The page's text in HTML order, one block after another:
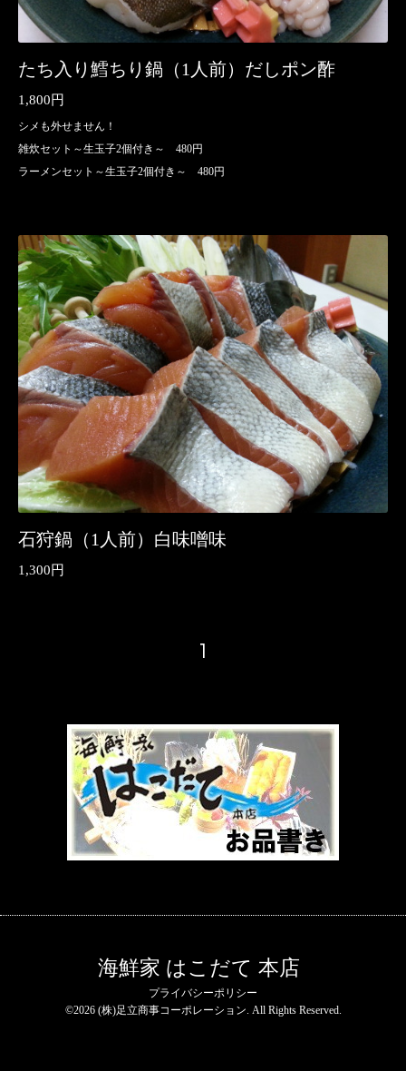
たち入り鱈ちり鍋（1人前）だしポン酢
1,800円
シメも外せません！
雑炊セット～生玉子2個付き～ 480円
ラーメンセット～生玉子2個付き～ 480円
石狩鍋（1人前）白味噌味
1,300円
1
海鮮家 はこだて 本店
プライバシーポリシー
©2026 (株)足立商事コーポレーション. All Rights Reserved.